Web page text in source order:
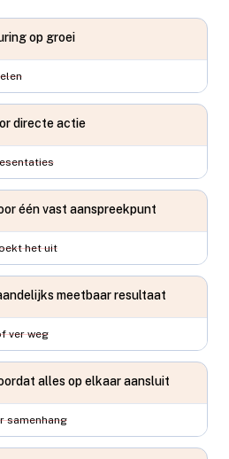
op groei
directe actie
één vast aanspreekpunt
het uit
meetbaar resultaat
ver weg
alles op elkaar aansluit
samenhang